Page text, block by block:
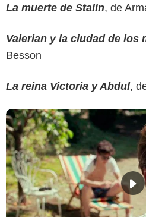
La muerte de Stalin, de
Valerian y la ciudad de los
Besson
La reina Victoria y Abdul,